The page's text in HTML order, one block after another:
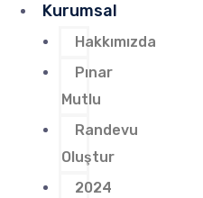
Kurumsal
Hakkımızda
Pınar
Mutlu
Randevu
Oluştur
2024